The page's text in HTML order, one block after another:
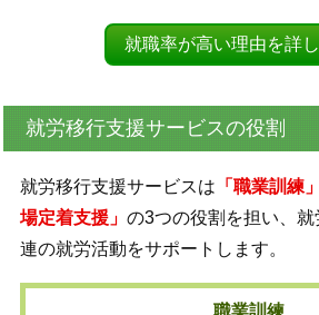
就職率が高い理由を詳
就労移行支援サービスの役割
就労移行支援サービスは 「職業訓練
場定着支援」 の3つの役割を担い、
連の就労活動をサポートします。